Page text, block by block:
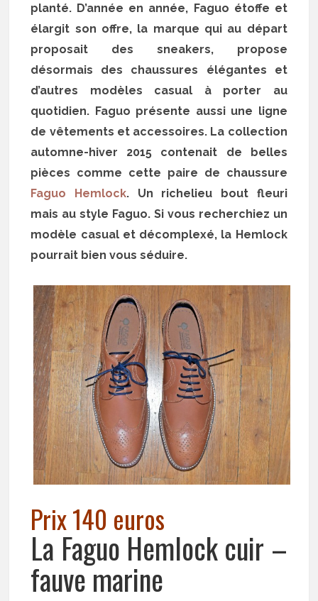
planté. D’année en année, Faguo étoffe et
élargit son offre, la marque qui au départ
proposait des sneakers, propose
désormais des chaussures élégantes et
d’autres modèles casual à porter au
quotidien. Faguo présente aussi une ligne
de vêtements et accessoires. La collection
automne-hiver 2015 contenait de belles
pièces comme cette paire de chaussure
Faguo Hemlock. Un richelieu bout fleuri
mais au style Faguo. Si vous recherchiez un
modèle casual et décomplexé, la Hemlock
pourrait bien vous séduire.
Prix 140 euros
La Faguo Hemlock cuir –
fauve marine